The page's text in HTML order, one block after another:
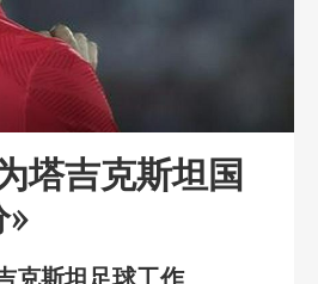
塔吉克斯坦国
»
克斯坦足球工作